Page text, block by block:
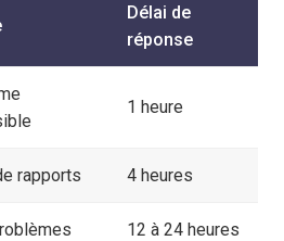
Délai de
réponse
1 heure
rapports 4 heures
12 à 24 heures